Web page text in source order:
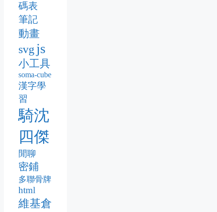
碼表
筆記
動畫
svg js
小工具
soma-cube
漢字學
習
騎沈
四傑
閒聊
密鋪
多聯骨牌
html
維基倉